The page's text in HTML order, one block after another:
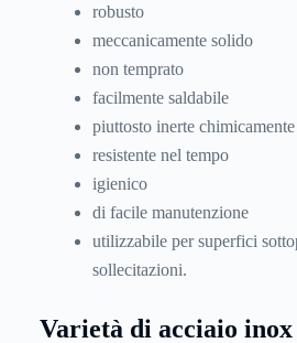
robusto
meccanicamente solido
non temprato
facilmente saldabile
piuttosto inerte chimicamente
resistente nel tempo
igienico
di facile manutenzione
utilizzabile per superfici
sollecitazioni.
Varietà di acciaio inox